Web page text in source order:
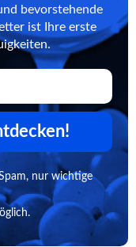
bevorstehende
ist Ihre erste
nur wichtige